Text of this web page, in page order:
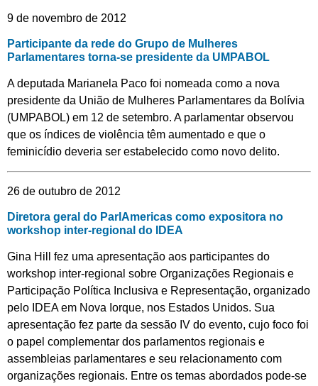
9 de novembro de 2012
Participante da rede do Grupo de Mulheres
Parlamentares torna-se presidente da UMPABOL
A deputada Marianela Paco foi nomeada como a nova
presidente da União de Mulheres Parlamentares da Bolívia
(UMPABOL) em 12 de setembro. A parlamentar observou
que os índices de violência têm aumentado e que o
feminicídio deveria ser estabelecido como novo delito.
26 de outubro de 2012
Diretora geral do ParlAmericas como expositora no
workshop inter-regional do IDEA
Gina Hill fez uma apresentação aos participantes do
workshop inter-regional sobre Organizações Regionais e
Participação Política Inclusiva e Representação, organizado
pelo IDEA em Nova Iorque, nos Estados Unidos. Sua
apresentação fez parte da sessão IV do evento, cujo foco foi
o papel complementar dos parlamentos regionais e
assembleias parlamentares e seu relacionamento com
organizações regionais. Entre os temas abordados pode-se